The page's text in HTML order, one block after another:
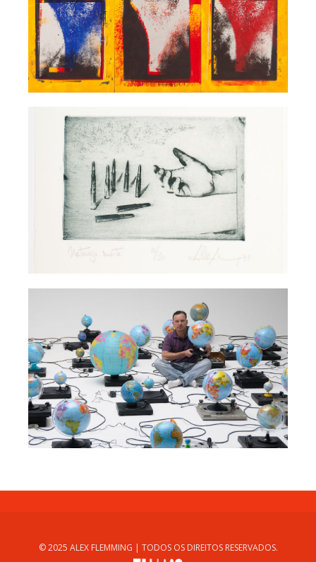
© 2025 ALEX FLEMMING | TODOS OS DIREITOS RESERVADOS.